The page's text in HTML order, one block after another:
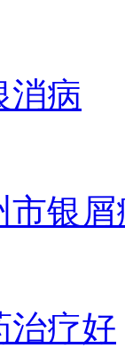
消病
银
治疗好